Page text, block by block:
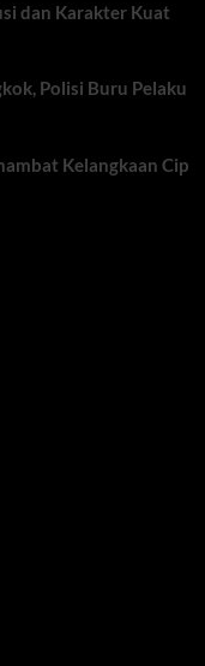
dan Karakter Kuat
Polisi Buru Pelaku
Kelangkaan Cip